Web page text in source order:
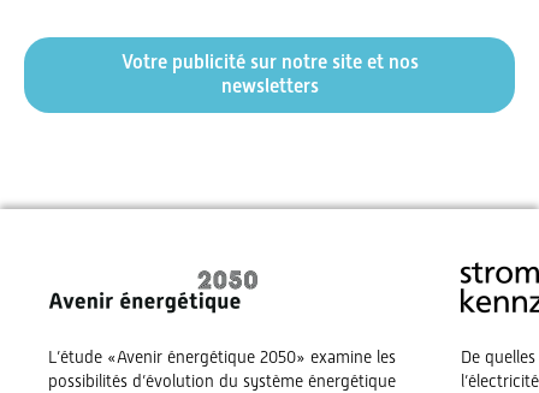
Votre publicité sur notre site et nos
newsletters
L’étude «Avenir énergétique 2050» examine les
possibilités d’évolution du système énergétique
De